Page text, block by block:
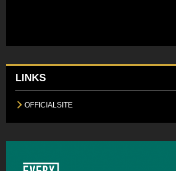
LINKS
OFFICIALSITE